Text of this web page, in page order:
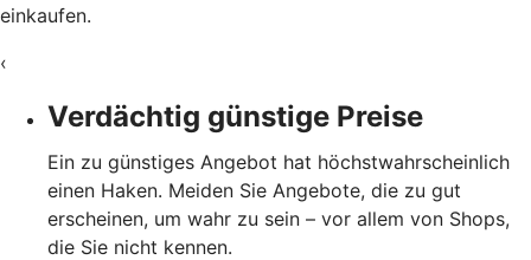
einkaufen.
‹
Verdächtig günstige Preise
Ein zu günstiges Angebot hat höchstwahrscheinlich
einen Haken. Meiden Sie Angebote, die zu gut
erscheinen, um wahr zu sein – vor allem von Shops,
die Sie nicht kennen.